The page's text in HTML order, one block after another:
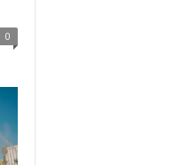
0